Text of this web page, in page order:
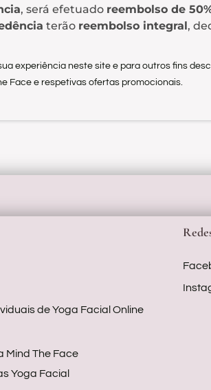
, será efetuado reembolso de
terão reembolso integral,
experiência neste site e para outros fins
Face e respetivas ofertas promocionais.
de Yoga Facial Online
Mind The Face
Yoga Facial